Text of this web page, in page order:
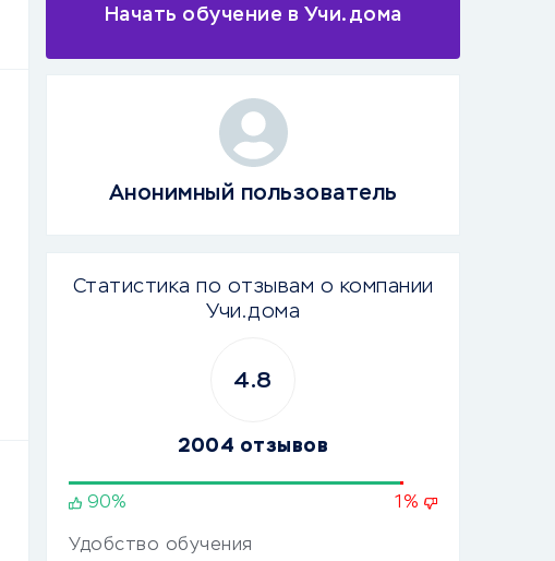
Начать обучение в Учи.дома
Анонимный пользователь
Статистика по отзывам о компании
Учи.дома
4.8
2004 отзывов
90% 1%
Удобство обучения